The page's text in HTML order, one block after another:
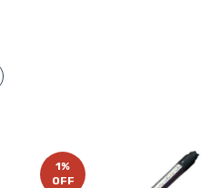
1%
OFF